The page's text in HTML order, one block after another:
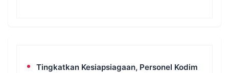
Tingkatkan Kesiapsiagaan, Personel Kodim